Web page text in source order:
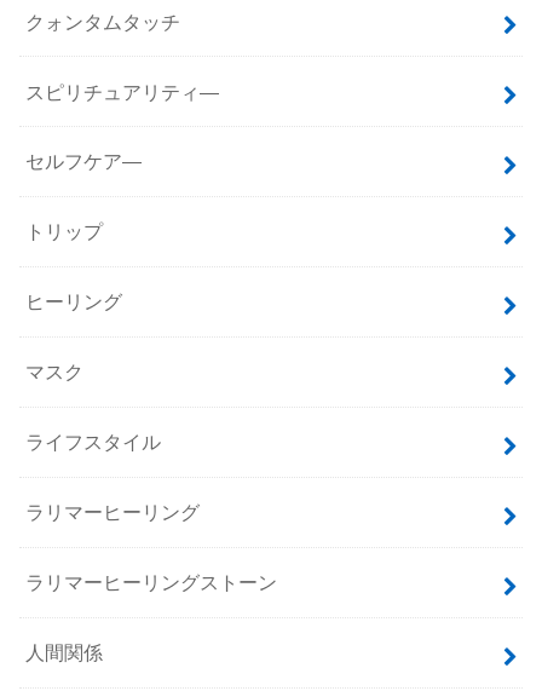
クォンタムタッチ
スピリチュアリティ―
セルフケア―
トリップ
ヒーリング
マスク
ライフスタイル
ラリマーヒーリング
ラリマーヒーリングストーン
人間関係